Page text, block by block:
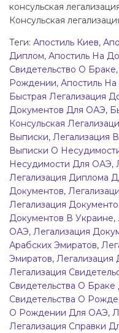
консульская
Консульская
Теги: Апостиль Киев,
Диплом, Апостиль На
Свидетельство О Браке,
Рождении, Апостиль На
Быстрая Легализация
Документов Для ОАЭ,
Консульская
Выписки, Легализация
Выписки О
Несудимости Для ОАЭ,
Легализация Диплома
Документов,
Легализация
Документов В Украине,
ОАЭ, Легализация
Арабских Эмиратов,
Эмиратов, Легализация
Легализация
Свидетельства О
Свидетельства О
О Рождении Для ОАЭ,
Легализация Справки